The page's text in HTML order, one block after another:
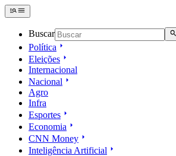
Buscar
Política
Eleições
Internacional
Nacional
Agro
Infra
Esportes
Economia
CNN Money
Inteligência Artificial